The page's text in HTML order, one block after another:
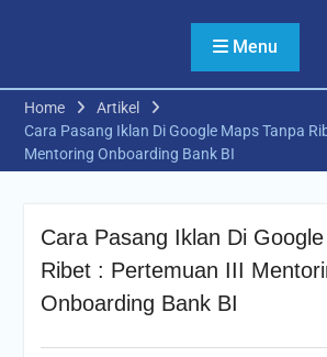
Menu
Home
Artikel
Cara Pasang Iklan Di Google Maps Tanpa
Mentoring Onboarding Bank BI
Cara Pasang Iklan Di
Ribet : Pertemuan III
Onboarding Bank BI